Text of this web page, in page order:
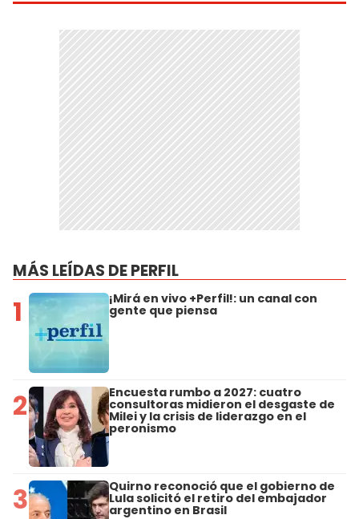
MÁS LEÍDAS DE PERFIL
1 ¡Mirá en vivo +Perfil!: un canal con
gente que piensa
2 Encuesta rumbo a 2027: cuatro
consultoras midieron el desgaste de
Milei y la crisis de liderazgo en el
peronismo
3 Quirno reconoció que el gobierno de
Lula solicitó el retiro del embajador
argentino en Brasil